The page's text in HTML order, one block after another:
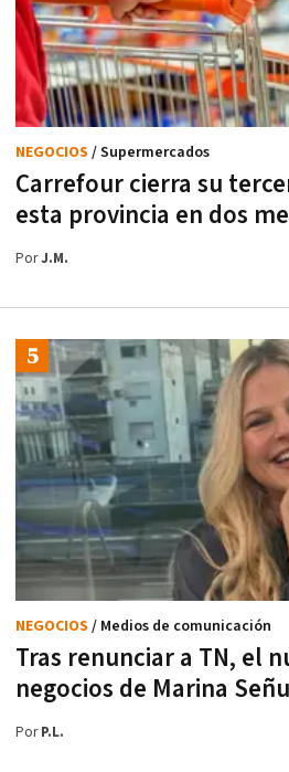
Carrefour cierra su
esta provincia en dos
NEGOCIOS / Supermercados
PorJ.M.
Tras renunciar a TN, el
negocios de Marina
NEGOCIOS / Medios de comunicación
PorP.L.